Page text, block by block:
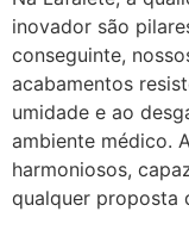
inovador são
conseguinte,
acabamentos
umidade e ao
ambiente médico.
harmoniosos,
qualquer proposta